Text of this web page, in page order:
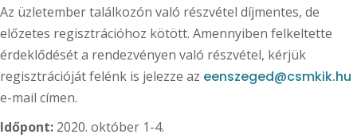
Az üzletember találkozón való részvétel díjmentes, de
előzetes regisztrációhoz kötött. Amennyiben felkeltette
érdeklődését a rendezvényen való részvétel, kérjük
regisztrációját felénk is jelezze az eenszeged@csmkik.hu
e-mail címen.
Időpont: 2020. október 1-4.